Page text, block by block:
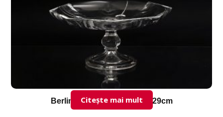
Berlin-suport-tort-cu-picor-29cm
Citește mai mult